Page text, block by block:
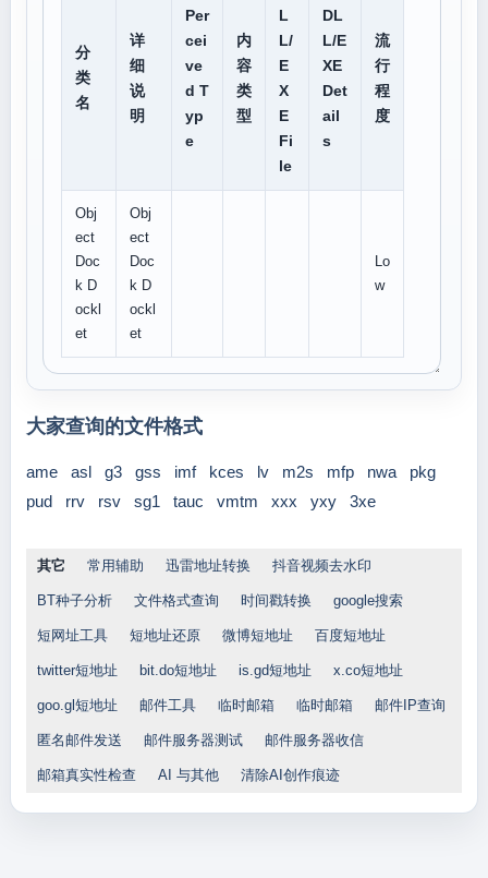
分
类
名
详
细
说
明
Per
cei
ve
d T
yp
e
内
容
类
型
L
L/
E
X
E
Fi
le
DL
L/E
XE
Det
ail
s
流
行
程
度
Obj
ect
Doc
k D
ockl
et
Obj
ect
Doc
k D
ockl
et
Lo
w
大家查询的文件格式
ame asl g3 gss imf kces lv m2s mfp nwa
pkg
pud
rrv rsv sg1 tauc vmtm xxx yxy 3xe
其它 常用辅助 迅雷地址转换 抖音视频去水印
BT种子分析 文件格式查询 时间戳转换 google搜索
短网址工具 短地址还原 微博短地址 百度短地址
twitter短地址 bit.do短地址 is.gd短地址 x.co短地址
goo.gl短地址 邮件工具 临时邮箱 临时邮箱 邮件IP查询
匿名邮件发送 邮件服务器测试 邮件服务器收信
邮箱真实性检查 AI 与其他 清除AI创作痕迹